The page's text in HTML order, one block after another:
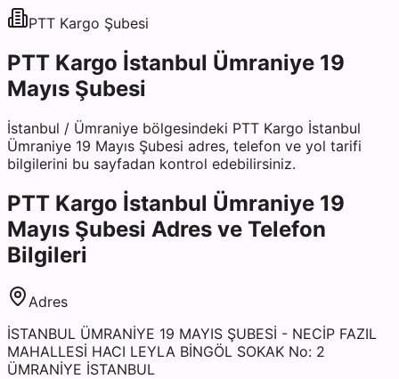
PTT Kargo Şubesi
PTT Kargo İstanbul Ümraniye 19
Mayıs Şubesi
İstanbul / Ümraniye bölgesindeki PTT Kargo İstanbul
Ümraniye 19 Mayıs Şubesi adres, telefon ve yol tarifi
bilgilerini bu sayfadan kontrol edebilirsiniz.
PTT Kargo İstanbul Ümraniye 19
Mayıs Şubesi Adres ve Telefon
Bilgileri
Adres
İSTANBUL ÜMRANİYE 19 MAYIS ŞUBESİ - NECİP FAZIL
MAHALLESİ HACI LEYLA BİNGÖL SOKAK No: 2
ÜMRANİYE İSTANBUL